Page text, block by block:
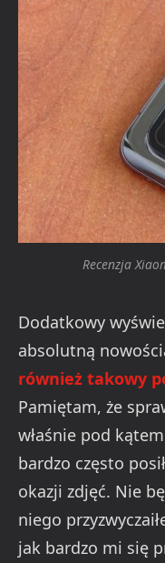
Recenzja
Dodatkowy
absolutną
również takowy
Pamiętam, że
właśnie pod
bardzo często
okazji zdjęć. Nie
niego
jak bardzo mi się